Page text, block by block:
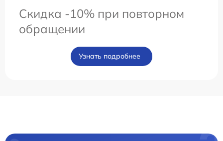
Скидка -10% при повторном
обращении
Узнать подробнее